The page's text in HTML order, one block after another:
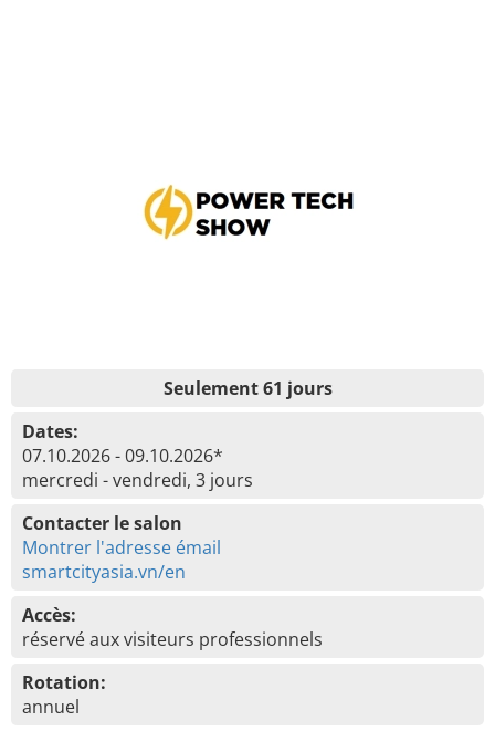
Seulement 61 jours
Dates:
07.10.2026 - 09.10.2026*
mercredi - vendredi, 3 jours
Contacter le salon
Montrer l'adresse émail
smartcityasia.vn/en
Accès:
réservé aux visiteurs professionnels
Rotation:
annuel